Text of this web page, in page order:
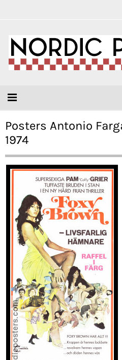
Posters Antonio
1974